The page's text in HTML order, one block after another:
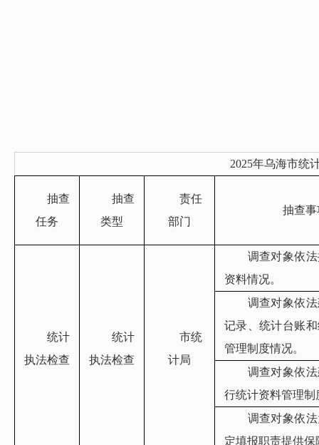
2025年乌海市统
抽查
任务
抽查
类型
责任
部门
抽查事
统计
执法检查
统计
执法检查
市统
计局
调查对象依
资料情况。
调查对象依
记录、统计台账
管理制度情况。
调查对象依
行统计资料管理制
调查对象依
定填报职责提供保